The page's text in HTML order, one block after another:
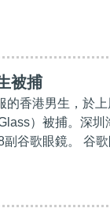
被捕
的香港男生，於
）被捕。深
谷歌眼鏡。 谷